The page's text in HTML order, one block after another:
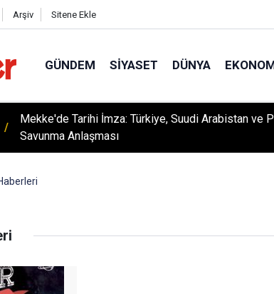
Arşiv Sitene Ekle
GÜNDEM SIYASET DÜNYA
Mekke'de Tarihi İmza: Türkiye, Suudi Arabistan ve
Savunma Anlaşması